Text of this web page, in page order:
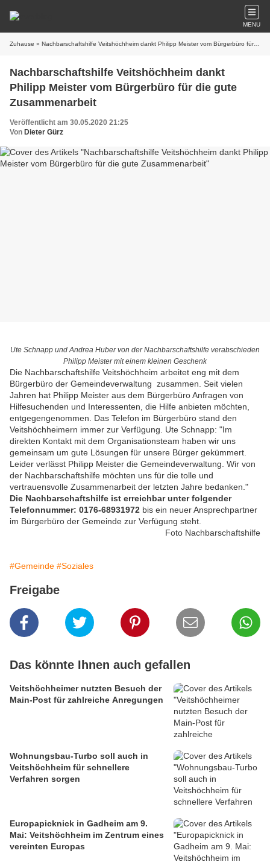
MENU
Zuhause » Nachbarschaftshilfe Veitshöchheim dankt Philipp Meister vom Bürgerbüro für die gute Zusammenarbeit
Nachbarschaftshilfe Veitshöchheim dankt
Philipp Meister vom Bürgerbüro für die gute
Zusammenarbeit
Veröffentlicht am 30.05.2020 21:25
Von Dieter Gürz
Ute Schnapp und Andrea Huber von der Nachbarschaftshilfe verabschieden
Philipp Meister mit einem kleinen Geschenk
Die Nachbarschaftshilfe Veitshöchheim arbeitet eng mit dem
Bürgerbüro der Gemeindeverwaltung zusammen. Seit vielen
Jahren hat Philipp Meister aus dem Bürgerbüro Anfragen von
Hilfesuchenden und Interessenten, die Hilfe anbieten möchten,
entgegengenommen. Das Telefon im Bürgerbüro stand den
Veitshöchheimern immer zur Verfügung. Ute Schnapp: "Im
direkten Kontakt mit dem Organisationsteam haben wir uns
gemeinsam um gute Lösungen für unsere Bürger gekümmert.
Leider verlässt Philipp Meister die Gemeindeverwaltung. Wir von
der Nachbarschaftshilfe möchten uns für die tolle und
vertrauensvolle Zusammenarbeit der letzten Jahre bedanken."
Die Nachbarschaftshilfe ist erreichbar unter folgender
Telefonnummer: 0176-68931972 bis ein neuer Ansprechpartner
im Bürgerbüro der Gemeinde zur Verfügung steht.
Foto Nachbarschaftshilfe
#Gemeinde #Soziales
Freigabe
Das könnte Ihnen auch gefallen
Veitshöchheimer nutzten Besuch der
Main-Post für zahlreiche Anregungen
Wohnungsbau-Turbo soll auch in
Veitshöchheim für schnellere
Verfahren sorgen
Europapicknick in Gadheim am 9.
Mai: Veitshöchheim im Zentrum eines
vereinten Europas